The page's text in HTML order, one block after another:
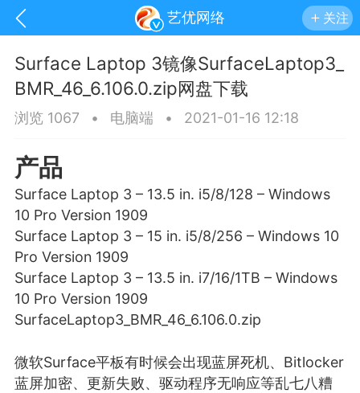
艺优网络 关注
手机 系统
游戏 兴趣 美图
Surface Laptop 3镜像SurfaceLaptop3_
BMR_46_6.106.0.zip网盘下载
浏览 1067 • 电脑端 • 2021-01-16 12:18
产品
Surface Laptop 3 – 13.5 in. i5/8/128 – Windows
10 Pro Version 1909
Surface Laptop 3 – 15 in. i5/8/256 – Windows 10
Pro Version 1909
Surface Laptop 3 – 13.5 in. i7/16/1TB – Windows
10 Pro Version 1909
SurfaceLaptop3_BMR_46_6.106.0.zip
微软Surface平板有时候会出现蓝屏死机、Bitlocker
蓝屏加密、更新失败、驱动程序无响应等乱七八糟